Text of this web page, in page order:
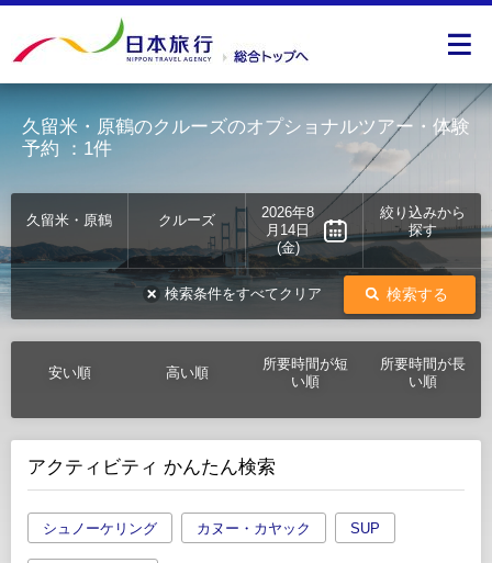
久留米・原鶴のクルーズのオプショナルツアー・体験
予約 ：1件
久留米・原鶴 クルーズ
2026年8
月14日
(金)
絞り込みから
探す
検索する
検索条件をすべてクリア
安い順 高い順
所要時間が短
い順
所要時間が長
い順
アクティビティ かんたん検索
シュノーケリング カヌー・カヤック SUP